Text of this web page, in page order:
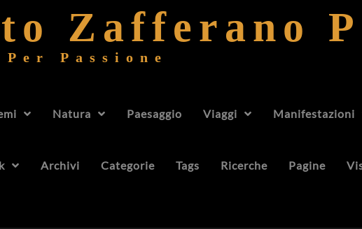
Zafferano
Passione
Natura Paesaggio Viaggi Manifestazioni
Archivi Categorie Tags Ricerche Pagine